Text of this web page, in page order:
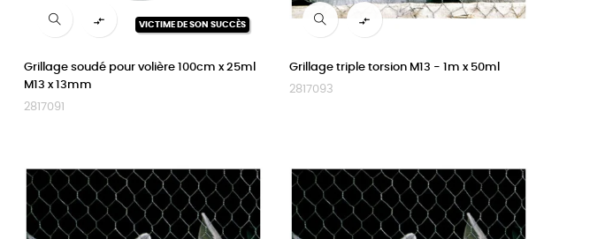
VICTIME DE SON SUCCÈS

Grillage soudé pour volière 100cm x 25ml
M13 x 13mm
2817091

Grillage triple torsion M13 - 1m x 50ml
2817093